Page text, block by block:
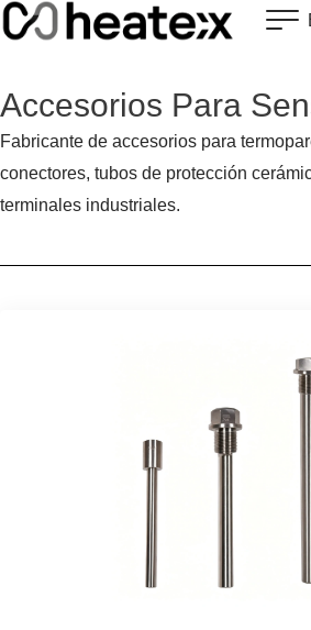
Skip
to
Accesorios Para
Fabricante de accesorios para
conectores, tubos de protección
terminales industriales.